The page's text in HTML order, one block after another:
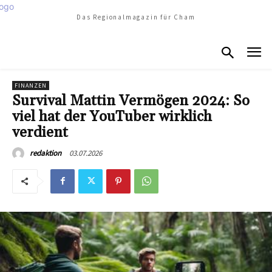
Das Regionalmagazin für Cham
FINANZEN
Survival Mattin Vermögen 2024: So
viel hat der YouTuber wirklich
verdient
redaktion 03.07.2026